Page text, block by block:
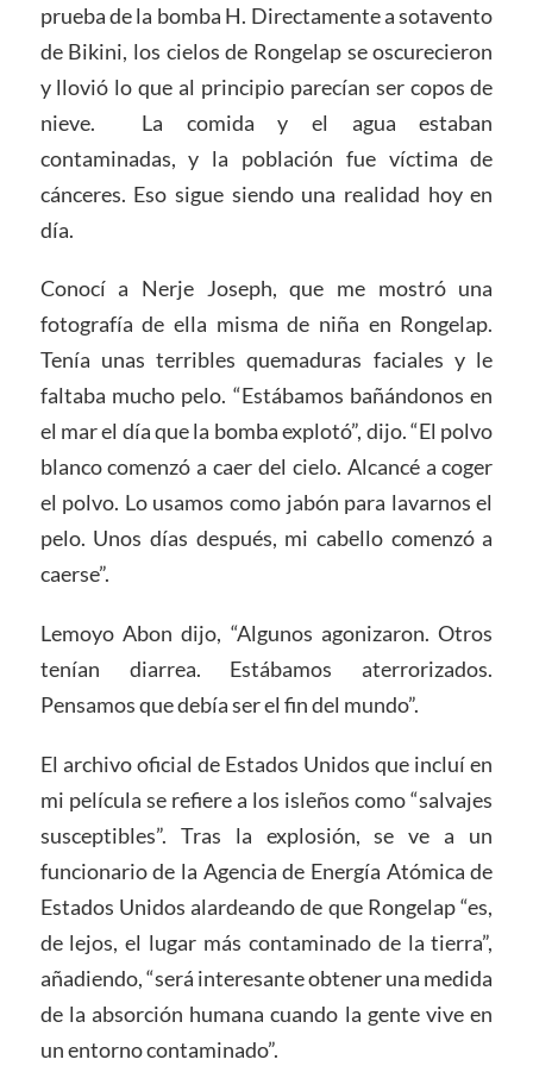
prueba de la bomba H. Directamente a sotavento
de Bikini, los cielos de Rongelap se oscurecieron
y llovió lo que al principio parecían ser copos de
nieve. La comida y el agua estaban
contaminadas, y la población fue víctima de
cánceres. Eso sigue siendo una realidad hoy en
día.
Conocí a Nerje Joseph, que me mostró una
fotografía de ella misma de niña en Rongelap.
Tenía unas terribles quemaduras faciales y le
faltaba mucho pelo. “Estábamos bañándonos en
el mar el día que la bomba explotó”, dijo. “El polvo
blanco comenzó a caer del cielo. Alcancé a coger
el polvo. Lo usamos como jabón para lavarnos el
pelo. Unos días después, mi cabello comenzó a
caerse”.
Lemoyo Abon dijo, “Algunos agonizaron. Otros
tenían diarrea. Estábamos aterrorizados.
Pensamos que debía ser el fin del mundo”.
El archivo oficial de Estados Unidos que incluí en
mi película se refiere a los isleños como “salvajes
susceptibles”. Tras la explosión, se ve a un
funcionario de la Agencia de Energía Atómica de
Estados Unidos alardeando de que Rongelap “es,
de lejos, el lugar más contaminado de la tierra”,
añadiendo, “será interesante obtener una medida
de la absorción humana cuando la gente vive en
un entorno contaminado”.